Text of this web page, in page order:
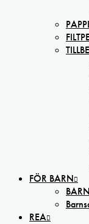
FÖR BARN
REA